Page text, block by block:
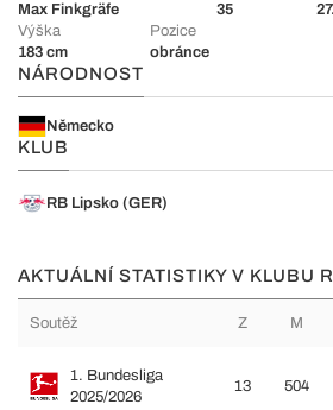
Max Finkgräfe
35
Výška
183 cm
Pozice
obránce
NÁRODNOST
Německo
KLUB
RB Lipsko (GER)
AKTUÁLNÍ STATISTIKY V KLUBU
Soutěž Z M
1. Bundesliga
2025/2026
13 504